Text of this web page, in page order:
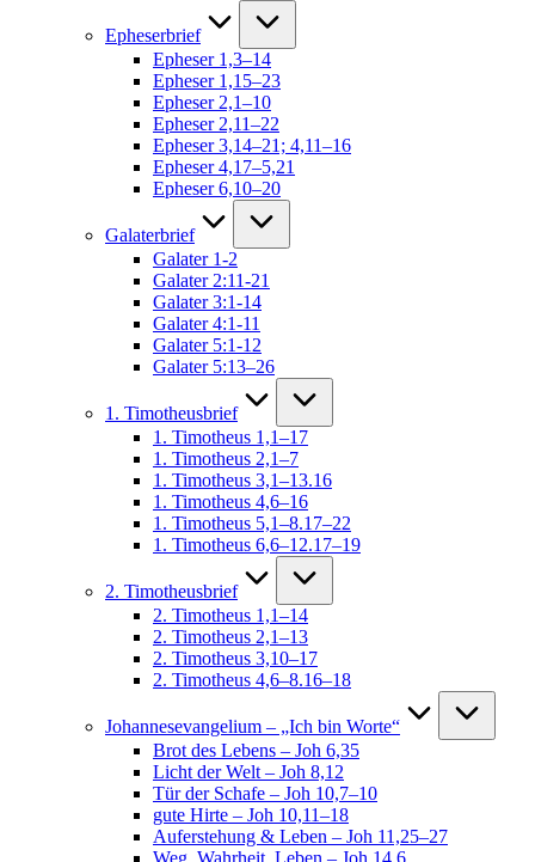
Epheserbrief
Epheser 1,3–14
Epheser 1,15–23
Epheser 2,1–10
Epheser 2,11–22
Epheser 3,14–21; 4,11–16
Epheser 4,17–5,21
Epheser 6,10–20
Galaterbrief
Galater 1-2
Galater 2:11-21
Galater 3:1-14
Galater 4:1-11
Galater 5:1-12
Galater 5:13–26
1. Timotheusbrief
1. Timotheus 1,1–17
1. Timotheus 2,1–7
1. Timotheus 3,1–13.16
1. Timotheus 4,6–16
1. Timotheus 5,1–8.17–22
1. Timotheus 6,6–12.17–19
2. Timotheusbrief
2. Timotheus 1,1–14
2. Timotheus 2,1–13
2. Timotheus 3,10–17
2. Timotheus 4,6–8.16–18
Johannesevangelium – „Ich bin Worte“
Brot des Lebens – Joh 6,35
Licht der Welt – Joh 8,12
Tür der Schafe – Joh 10,7–10
gute Hirte – Joh 10,11–18
Auferstehung & Leben – Joh 11,25–27
Weg, Wahrheit, Leben – Joh 14,6